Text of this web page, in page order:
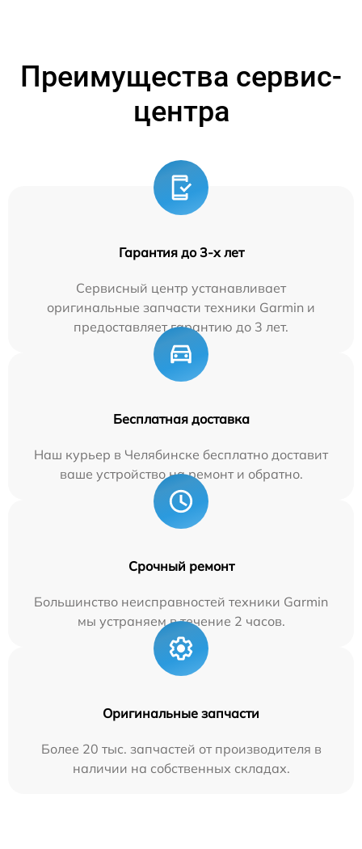
Преимущества сервис-
центра
Гарантия до 3-х лет
Сервисный центр устанавливает
оригинальные запчасти техники Garmin и
предоставляет гарантию до 3 лет.
Бесплатная доставка
Наш курьер в Челябинске бесплатно доставит
ваше устройство на ремонт и обратно.
Срочный ремонт
Большинство неисправностей техники Garmin
мы устраняем в течение 2 часов.
Оригинальные запчасти
Более 20 тыс. запчастей от производителя в
наличии на собственных складах.